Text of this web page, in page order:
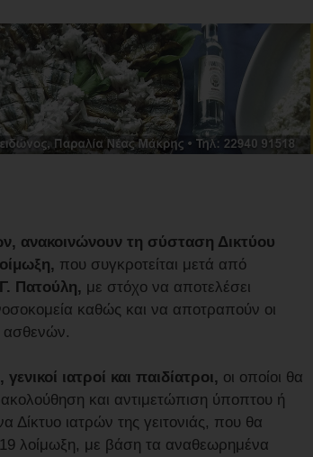
ανακοινώνουν τη σύσταση Δικτύου
που συγκροτείται μετά από
Πατούλη, με στόχο να αποτελέσει
καθώς και να αποτραπούν οι
ασθενών.
ιατροί και παιδίατροι, οι οποίοι θα
και αντιμετώπιση ύποπτου ή
Δίκτυο ιατρών της γειτονιάς, που θα
λοίμωξη, με βάση τα αναθεωρημένα